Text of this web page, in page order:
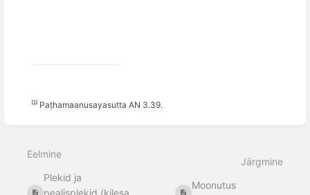
[1] Paṭhamaanusayasutta AN 3.39.
valiku
Eelmine
Plekid ja
Järgmine
Moonutus